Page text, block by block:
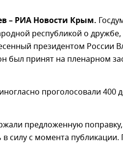
– РИА Новости Крым.
республикой о дружбе,
президентом России
был принят на пленарном
проголосовали 400
предложенную
в силу с момента